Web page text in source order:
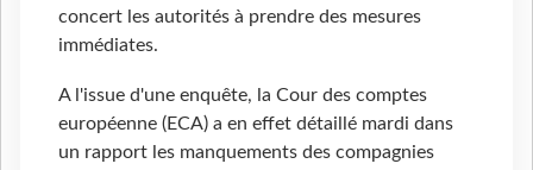
concert les autorités à prendre des mesures
immédiates.
A l'issue d'une enquête, la Cour des comptes
européenne (ECA) a en effet détaillé mardi dans
un rapport les manquements des compagnies